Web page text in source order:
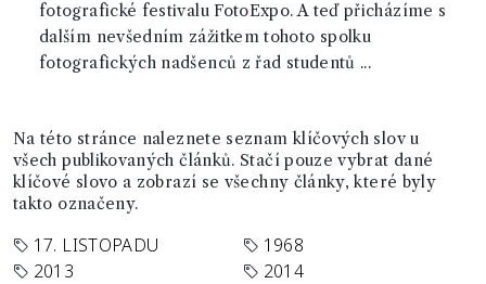
fotografické festivalu FotoExpo. A teď přicházíme s
dalším nevšedním zážitkem tohoto spolku
fotografických nadšenců z řad studentů ...
Na této stránce naleznete seznam klíčových slov u
všech publikovaných článků. Stačí pouze vybrat dané
klíčové slovo a zobrazí se všechny články, které byly
takto označeny.
17. LISTOPADU
1968
2013
2014